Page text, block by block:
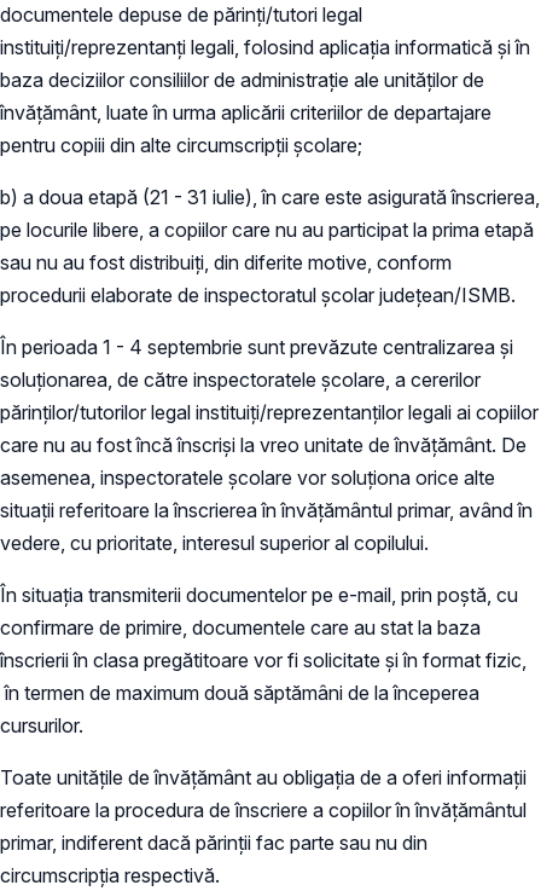
documentele depuse de părinți/tutori legal
instituiți/reprezentanți legali, folosind aplicația informatică și în
baza deciziilor consiliilor de administrație ale unităților de
învățământ, luate în urma aplicării criteriilor de departajare
pentru copiii din alte circumscripții școlare;
b) a doua etapă (21 - 31 iulie), în care este asigurată înscrierea,
pe locurile libere, a copiilor care nu au participat la prima etapă
sau nu au fost distribuiți, din diferite motive, conform
procedurii elaborate de inspectoratul școlar județean/ISMB.
În perioada 1 - 4 septembrie sunt prevăzute centralizarea și
soluționarea, de către inspectoratele școlare, a cererilor
părinților/tutorilor legal instituiți/reprezentanților legali ai copiilor
care nu au fost încă înscriși la vreo unitate de învățământ. De
asemenea, inspectoratele școlare vor soluționa orice alte
situații referitoare la înscrierea în învățământul primar, având în
vedere, cu prioritate, interesul superior al copilului.
În situația transmiterii documentelor pe e-mail, prin poștă, cu
confirmare de primire, documentele care au stat la baza
înscrierii în clasa pregătitoare vor fi solicitate și în format fizic,
în termen de maximum două săptămâni de la începerea
cursurilor.
Toate unitățile de învățământ au obligația de a oferi informații
referitoare la procedura de înscriere a copiilor în învățământul
primar, indiferent dacă părinții fac parte sau nu din
circumscripția respectivă.